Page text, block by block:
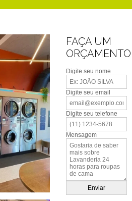
FAÇA UM
ORÇAMENTO
Digite seu nome
Digite seu email
Digite seu telefone
Mensagem